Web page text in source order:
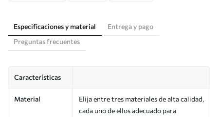
Especificaciones y material
Entrega y pago
Preguntas frecuentes
Características
Material
Elija entre tres materiales de alta calidad,
cada uno de ellos adecuado para